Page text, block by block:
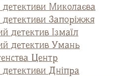
детективи Миколаєва
детективи Запоріжжя
детектив Ізмаїл
детектив Умань
Центр
детективи Дніпра